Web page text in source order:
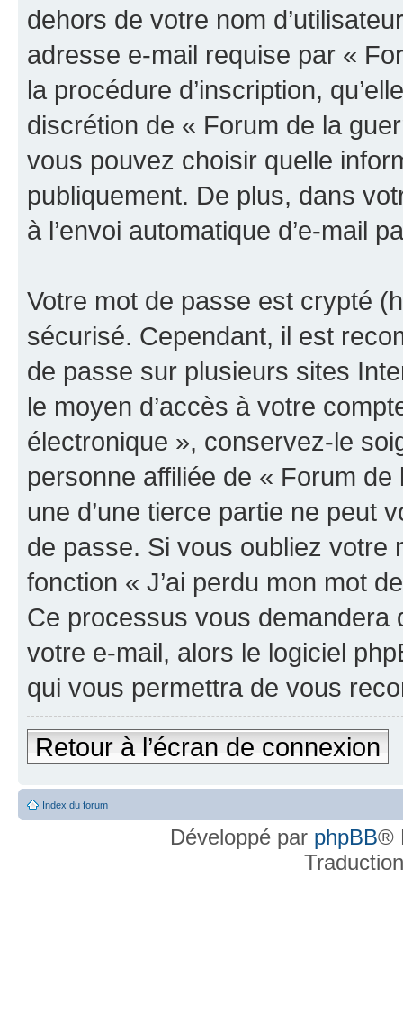
dehors de votre nom
adresse e-mail requise par «
la procédure d’inscription,
discrétion de « Forum de la
vous pouvez choisir quelle
publiquement. De plus, dans
à l’envoi automatique d’e-mail
Votre mot de passe est crypté
sécurisé. Cependant, il est
de passe sur plusieurs sites
le moyen d’accès à votre
électronique », conservez-le
personne affiliée de « Forum
une d’une tierce partie ne peut
de passe. Si vous oubliez votre
fonction « J’ai perdu mon mot
Ce processus vous demandera
votre e-mail, alors le logiciel
qui vous permettra de vous
Retour à l’écran de connexion
Index du forum
Développé par phpBB®